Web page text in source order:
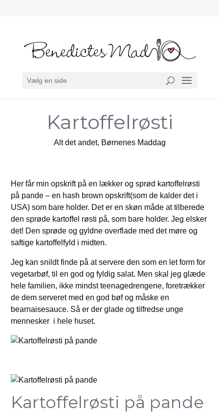
Vælg en side
Kartoffelrøsti
Alt det andet, Børnenes Maddag
Her får min opskrift på en lækker og sprød kartoffelrøsti
på pande – en hash brown opskrift(som de kalder det i
USA) som bare holder. Det er en skøn måde at tilberede
den sprøde kartoffel røsti på, som bare holder. Jeg elsker
det! Den sprøde og gyldne overflade med det møre og
saftige kartoffelfyld i midten.
Jeg kan snildt finde på at servere den som en let form for
vegetarbøf, til en god og fyldig salat. Men skal jeg glæde
hele familien, ikke mindst teenagedrengene, foretrækker
de dem serveret med en god bøf og måske en
bearnaisesauce. Så er der glade og tilfredse unge
mennesker i hele huset.
Kartoffelrøsti på pande